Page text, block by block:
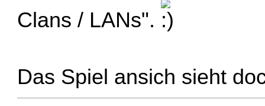
Clans / LANs".
Das Spiel ansich sieht